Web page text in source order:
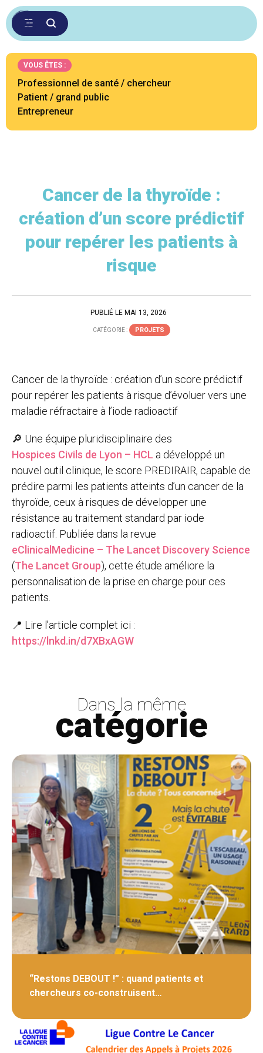
VOUS ÊTES :
Professionnel de santé / chercheur
Patient / grand public
Entrepreneur
Cancer de la thyroïde :
création d’un score prédictif
pour repérer les patients à
risque
PUBLIÉ LE MAI 13, 2026
CATÉGORIE : PROJETS
Cancer de la thyroïde : création d’un score prédictif
pour repérer les patients à risque d’évoluer vers une
maladie réfractaire à l’iode radioactif
🔎 Une équipe pluridisciplinaire des
Hospices Civils de Lyon – HCL a développé un
nouvel outil clinique, le score PREDIRAIR, capable de
prédire parmi les patients atteints d’un cancer de la
thyroïde, ceux à risques de développer une
résistance au traitement standard par iode
radioactif. Publiée dans la revue
eClinicalMedicine – The Lancet Discovery Science
(The Lancet Group), cette étude améliore la
personnalisation de la prise en charge pour ces
patients.
📍 Lire l’article complet ici :
https://lnkd.in/d7XBxAGW
Dans la même
catégorie
“Restons DEBOUT !” : quand patients et
chercheurs co-construisent…